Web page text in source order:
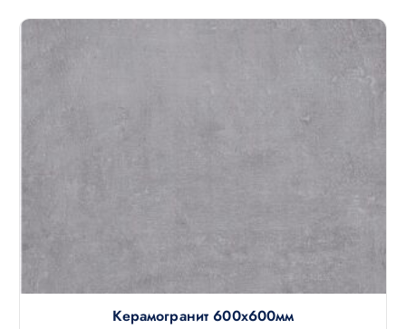
Керамогранит 600х600мм